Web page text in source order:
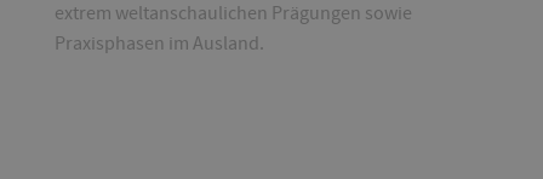
extrem weltanschaulichen Prägungen sowie
Praxisphasen im Ausland.